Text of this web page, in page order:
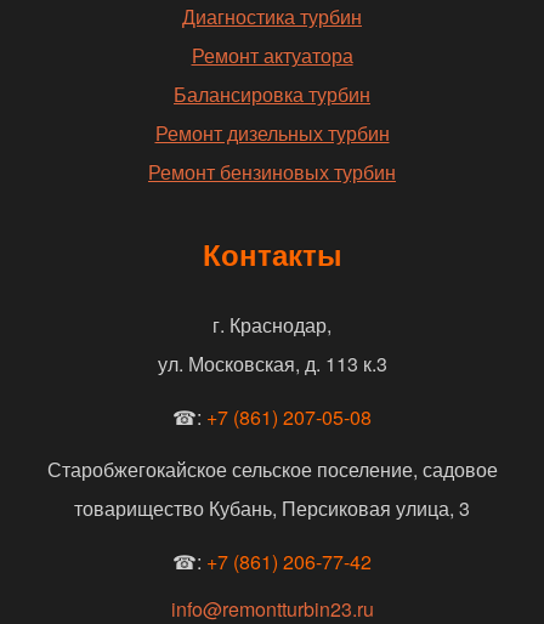
Диагностика турбин
Ремонт актуатора
Балансировка турбин
Ремонт дизельных турбин
Ремонт бензиновых турбин
Контакты
г. Краснодар,
ул. Московская, д. 113 к.3
☎: +7 (861) 207-05-08
Старобжегокайское сельское поселение, садовое
товарищество Кубань, Персиковая улица, 3
☎: +7 (861) 206-77-42
info@remontturbin23.ru